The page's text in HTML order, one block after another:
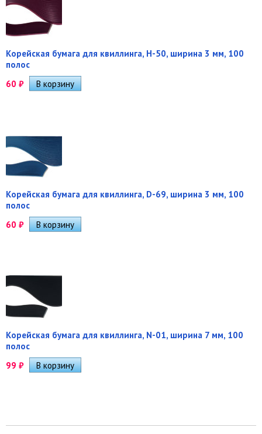
Корейская бумага для квиллинга, H-50, ширина 3 мм, 100
полос
60 ₽
Корейская бумага для квиллинга, D-69, ширина 3 мм, 100
полос
60 ₽
Корейская бумага для квиллинга, N-01, ширина 7 мм, 100
полос
99 ₽